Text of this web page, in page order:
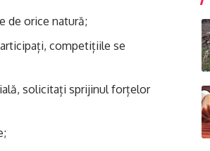
de orice natură;
competițiile se
solicitați sprijinul forțelor